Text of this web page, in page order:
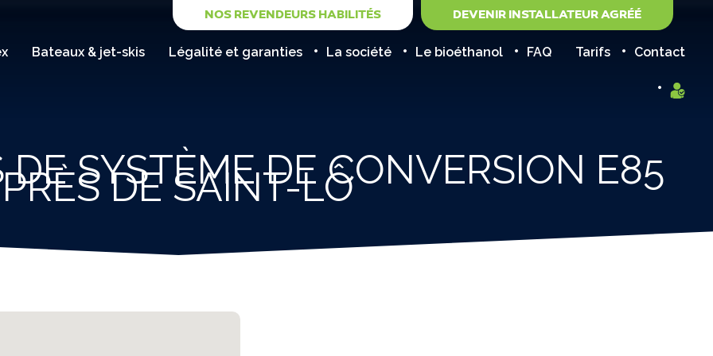
NOS REVENDEURS HABILITÉS DEVENIR INSTALLATEUR AGRÉÉ
Bateaux & jet-skis Légalité et garanties La société Le bioéthanol FAQ Tarifs Contact
SYSTÈME DE CONVERSION E85
PRÈS DE SAINT-LÔ